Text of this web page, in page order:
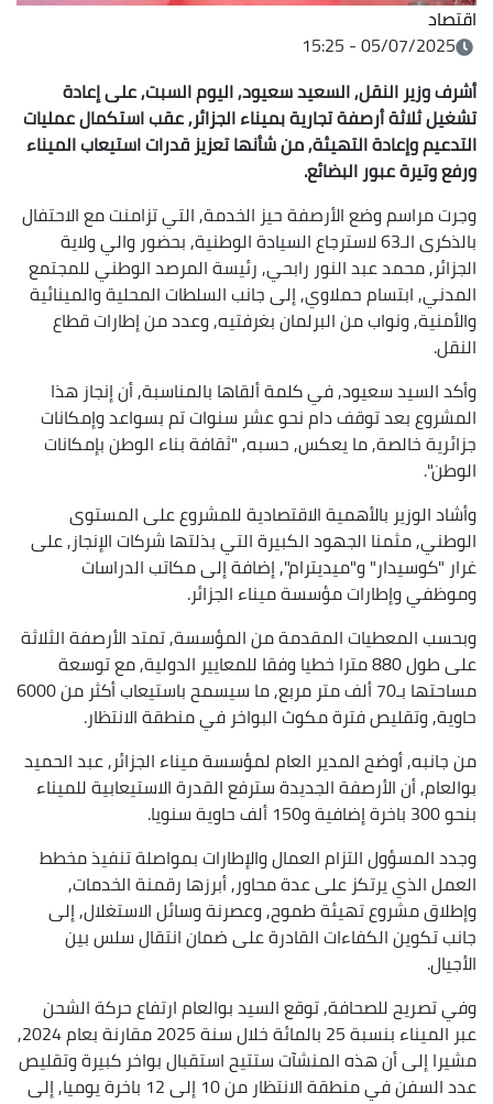
اقتصاد
05/07/2025 - 15:25
أشرف وزير النقل, السعيد سعيود, اليوم السبت, على إعادة
تشغيل ثلاثة أرصفة تجارية بميناء الجزائر, عقب استكمال عمليات
التدعيم وإعادة التهيئة, من شأنها تعزيز قدرات استيعاب الميناء
ورفع وتيرة عبور البضائع.
وجرت مراسم وضع الأرصفة حيز الخدمة, التي تزامنت مع الاحتفال
بالذكرى الـ63 لاسترجاع السيادة الوطنية, بحضور والي ولاية
الجزائر, محمد عبد النور رابحي, رئيسة المرصد الوطني للمجتمع
المدني, ابتسام حملاوي, إلى جانب السلطات المحلية والمينائية
والأمنية, ونواب من البرلمان بغرفتيه, وعدد من إطارات قطاع
النقل.
وأكد السيد سعيود, في كلمة ألقاها بالمناسبة, أن إنجاز هذا
المشروع بعد توقف دام نحو عشر سنوات تم بسواعد وإمكانات
جزائرية خالصة, ما يعكس, حسبه, "ثقافة بناء الوطن بإمكانات
الوطن".
وأشاد الوزير بالأهمية الاقتصادية للمشروع على المستوى
الوطني, مثمنا الجهود الكبيرة التي بذلتها شركات الإنجاز, على
غرار "كوسيدار" و"ميديترام", إضافة إلى مكاتب الدراسات
وموظفي وإطارات مؤسسة ميناء الجزائر.
وبحسب المعطيات المقدمة من المؤسسة, تمتد الأرصفة الثلاثة
على طول 880 مترا خطيا وفقا للمعايير الدولية, مع توسعة
مساحتها بـ70 ألف متر مربع, ما سيسمح باستيعاب أكثر من 6000
حاوية, وتقليص فترة مكوث البواخر في منطقة الانتظار.
من جانبه, أوضح المدير العام لمؤسسة ميناء الجزائر, عبد الحميد
بوالعام, أن الأرصفة الجديدة سترفع القدرة الاستيعابية للميناء
بنحو 300 باخرة إضافية و150 ألف حاوية سنويا.
وجدد المسؤول التزام العمال والإطارات بمواصلة تنفيذ مخطط
العمل الذي يرتكز على عدة محاور, أبرزها رقمنة الخدمات,
وإطلاق مشروع تهيئة طموح, وعصرنة وسائل الاستغلال, إلى
جانب تكوين الكفاءات القادرة على ضمان انتقال سلس بين
الأجيال.
وفي تصريح للصحافة, توقع السيد بوالعام ارتفاع حركة الشحن
عبر الميناء بنسبة 25 بالمائة خلال سنة 2025 مقارنة بعام 2024,
مشيرا إلى أن هذه المنشآت ستتيح استقبال بواخر كبيرة وتقليص
عدد السفن في منطقة الانتظار من 10 إلى 12 باخرة يوميا, إلى